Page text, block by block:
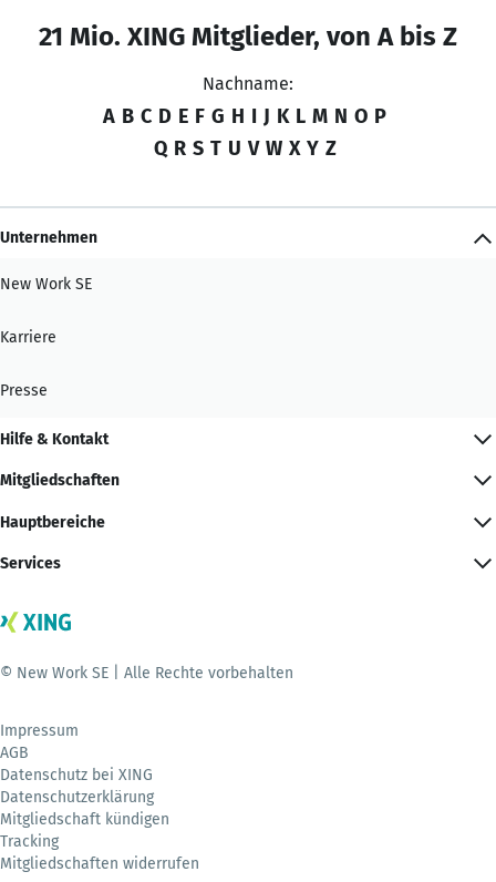
21 Mio. XING Mitglieder, von A bis Z
Nachname:
A B C D E F G H I J K L M N O P
Q R S T U V W X Y Z
Unternehmen
New Work SE
Karriere
Presse
Hilfe & Kontakt
Mitgliedschaften
Hauptbereiche
Services
© New Work SE | Alle Rechte vorbehalten
Impressum
AGB
Datenschutz bei XING
Datenschutzerklärung
Mitgliedschaft kündigen
Tracking
Mitgliedschaften widerrufen